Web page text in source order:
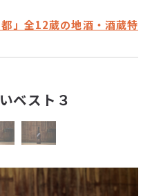
」全12蔵の地酒・酒蔵特
ベスト３